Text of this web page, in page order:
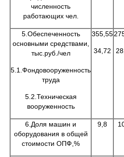
численность
работающих чел.
5.Обеспеченность
основными средствами,
тыс.руб./чел
5.1.Фондовооруженность
труда
5.2.Техническая
вооруженность
355,55
34,72
6.Доля машин и
оборудования в общей
стоимости ОПФ,%
9,8